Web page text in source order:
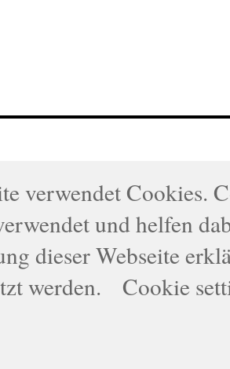
verwendet Cookies.
und helfen
dieser Webseite
werden.
Cookie